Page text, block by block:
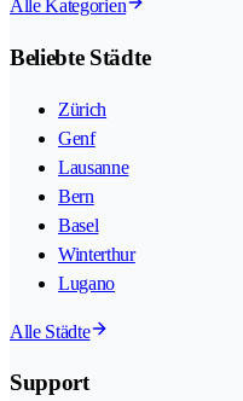
Alle Kategorien
Beliebte Städte
Zürich
Genf
Lausanne
Bern
Basel
Winterthur
Lugano
Alle Städte
Support